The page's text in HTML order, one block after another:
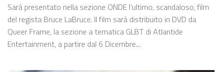
Sarà presentato nella sezione ONDE l’ultimo, scandaloso, film
del regista Bruce LaBruce. Il film sarà distribuito in DVD da
Queer Frame, la sezione a tematica GLBT di Atlantide
Entertainment, a partire dal 6 Dicembre...